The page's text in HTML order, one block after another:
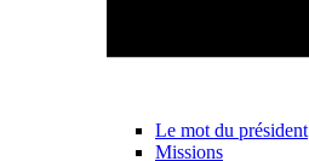
Le mot du président
Missions